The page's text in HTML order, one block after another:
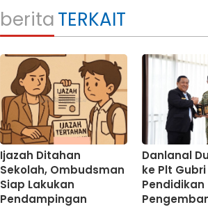
beritaTERKAIT
Ijazah Ditahan
Sekolah, Ombudsman
Siap Lakukan
Pendampingan
Danlanal
ke Plt
Pendidikan